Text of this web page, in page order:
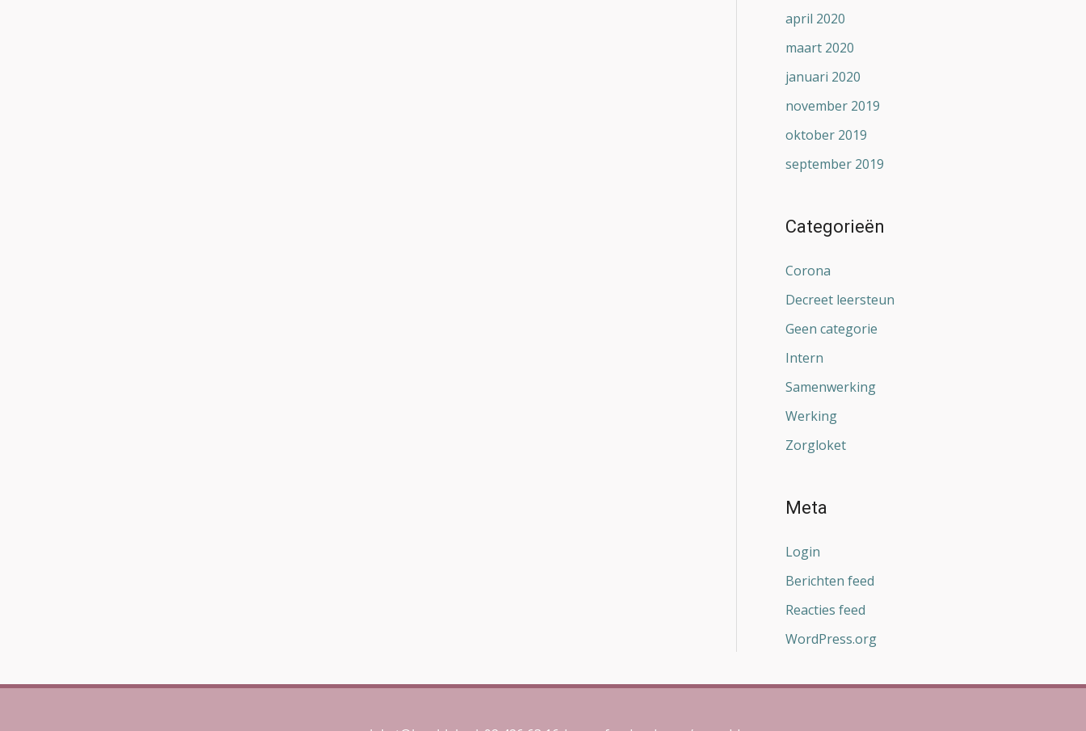
april 2020
maart 2020
januari 2020
november 2019
oktober 2019
september 2019
Categorieën
Corona
Decreet leersteun
Geen categorie
Intern
Samenwerking
Werking
Zorgloket
Meta
Login
Berichten feed
Reacties feed
WordPress.org